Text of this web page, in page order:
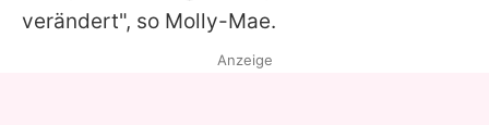
verändert", so Molly-Mae.
Anzeige